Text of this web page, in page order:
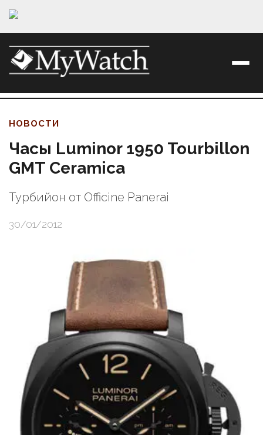
НОВОСТИ
Часы Luminor 1950 Tourbillon
GMT Ceramica
Турбийон от Officine Panerai
30/01/2012